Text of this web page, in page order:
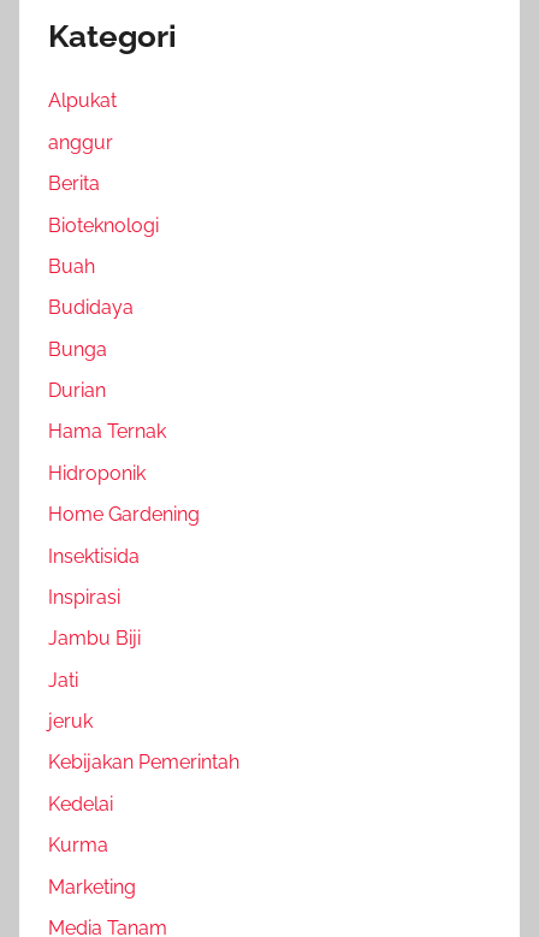
Kategori
Alpukat
anggur
Berita
Bioteknologi
Buah
Budidaya
Bunga
Durian
Hama Ternak
Hidroponik
Home Gardening
Insektisida
Inspirasi
Jambu Biji
Jati
jeruk
Kebijakan Pemerintah
Kedelai
Kurma
Marketing
Media Tanam